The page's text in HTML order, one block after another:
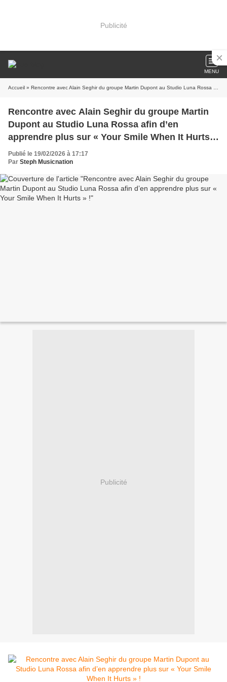
Publicité
MENU
Accueil » Rencontre avec Alain Seghir du groupe Martin Dupont au Studio Luna Rossa afin d’en apprendre plus sur « Your Smile When It Hurts » !
Rencontre avec Alain Seghir du groupe Martin
Dupont au Studio Luna Rossa afin d’en
apprendre plus sur « Your Smile When It Hurts »
!Publié le 19/02/2026 à 17:17
Par Steph Musicnation
Publicité